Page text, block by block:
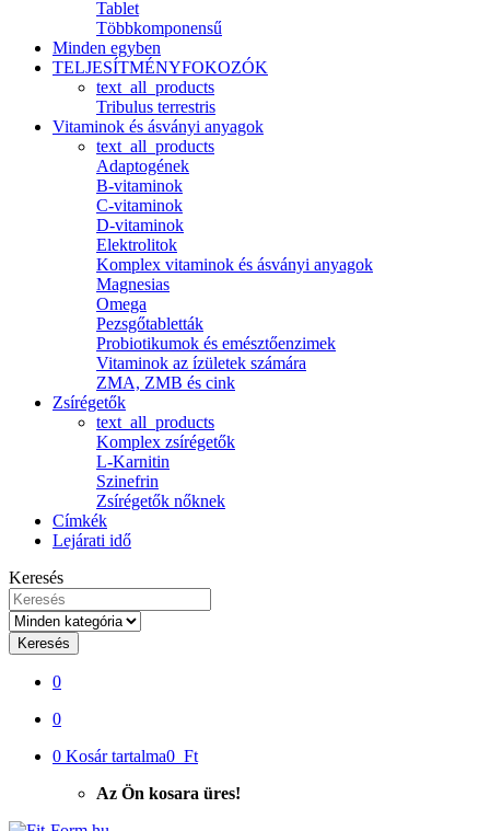
Tablet
Többkomponensű
Minden egyben
TELJESÍTMÉNYFOKOZÓK
text_all_products
Tribulus terrestris
Vitaminok és ásványi anyagok
text_all_products
Adaptogének
B-vitaminok
C-vitaminok
D-vitaminok
Elektrolitok
Komplex vitaminok és ásványi anyagok
Magnesias
Omega
Pezsgőtabletták
Probiotikumok és emésztőenzimek
Vitaminok az ízületek számára
ZMA, ZMB és cink
Zsírégetők
text_all_products
Komplex zsírégetők
L-Karnitin
Szinefrin
Zsírégetők nőknek
Címkék
Lejárati idő
Keresés
Keresés
0
0
0 Kosár tartalma0 Ft
Az Ön kosara üres!